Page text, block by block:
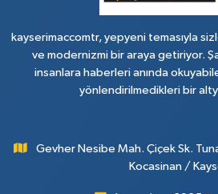
kayserimaccomtr, yepyeni temasıyla
ve modernizmi bir araya getiriyor.
insanlara haberleri anında
yönlendirilmedikleri bir
Gevher Nesibe Mah. Çiçek Sk.
Kocasinan /